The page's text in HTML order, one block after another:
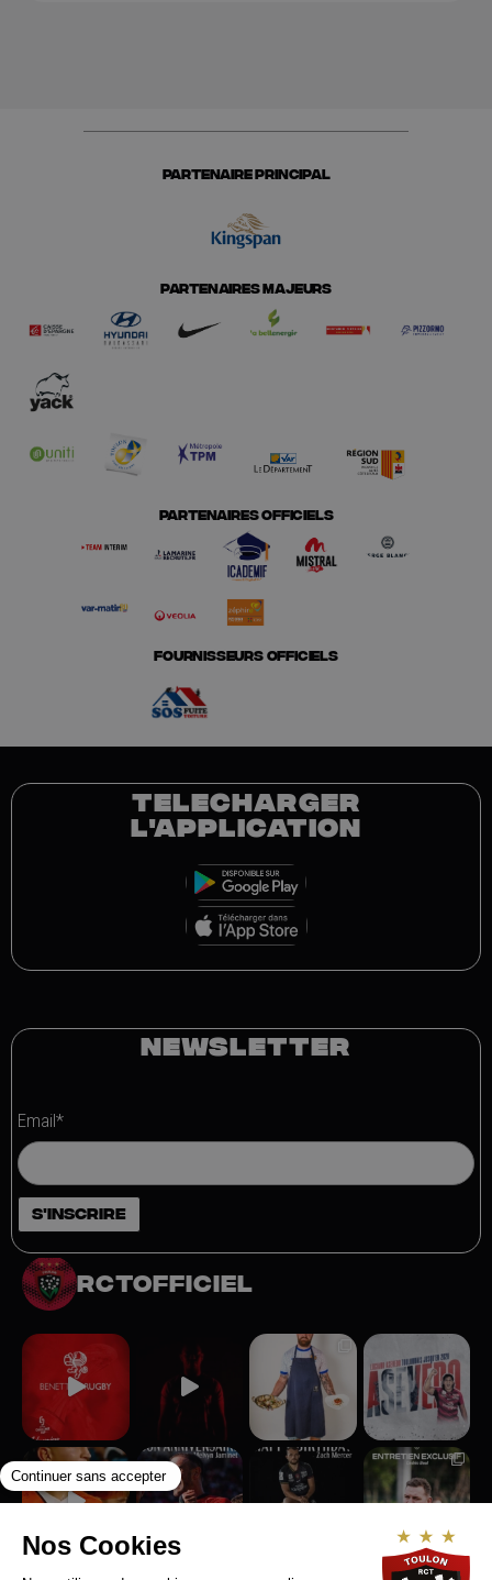
PARTENAIRE PRINCIPAL
PARTENAIRES MAJEURS
PARTENAIRES OFFICIELS
FOURNISSEURS OFFICIELS
TELECHARGER
L'APPLICATION
NEWSLETTER
Email*
rctofficiel